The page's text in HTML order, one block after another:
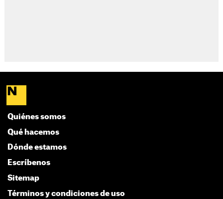
Quiénes somos
Qué hacemos
Dónde estamos
Escríbenos
Sitemap
Términos y condiciones de uso